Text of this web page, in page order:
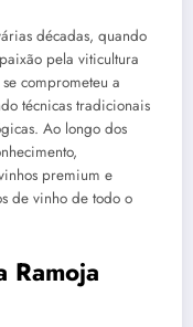
décadas, quando
pela viticultura
comprometeu a
técnicas tradicionais
Ao longo dos
premium e
de vinho de todo o
Ramoja